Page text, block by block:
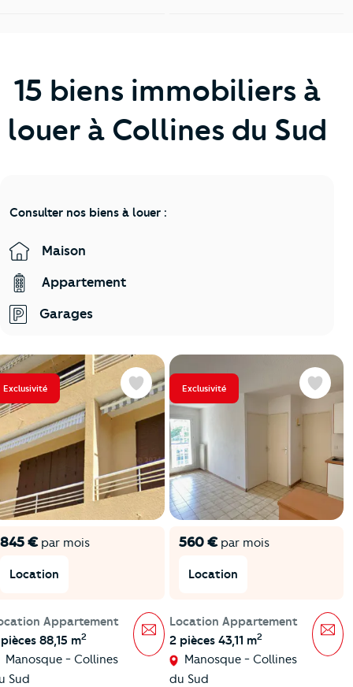
15 biens immobiliers à
louer à Collines du Sud
Consulter nos biens à louer :
Maison
Appartement
Garages
Exclusivité
845 €par mois
Location
Appartement
88,15 m2
Manosque - Collines
Sud
Favoris
Message
Exclusivité
560 €par mois
Location
Location Appartement
2 pièces 43,11 m2
Manosque - Collines
du Sud
Favoris